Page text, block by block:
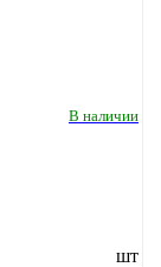
В наличии
шт